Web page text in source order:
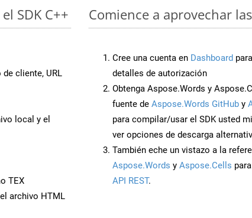
SDK C++
cliente, URL
local y el
TEX
archivo HTML
Comience a aprovechar
Cree una cuenta en Dashboard
detalles de autorización
Obtenga Aspose.Words y
fuente de Aspose.Words GitHub y
para compilar/usar el SDK usted
ver opciones de descarga
También eche un vistazo a la
Aspose.Words y Aspose.Cells
API REST.